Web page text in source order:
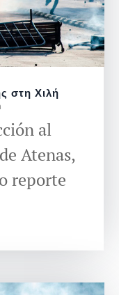
στη Χιλή
al
Atenas,
reporte